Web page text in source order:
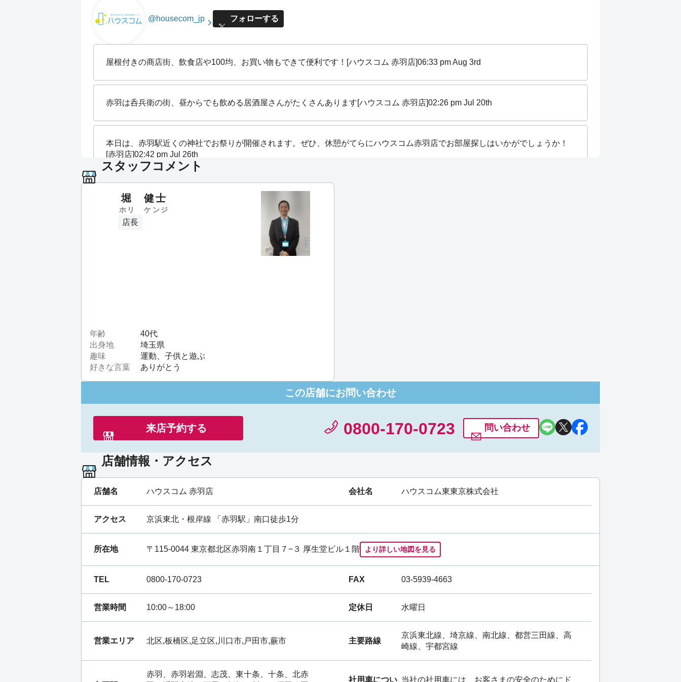
・JR東北本線
行けちゃいますよ。休日のお出かけにぴったりで
ただ朝夕のラッシュ時は、すごく混雑します。と
くに埼京線が混むので、少し早めに家をでないと
いけなくて、ちょっと不便だったりします。
め、自炊をあまりしない人でも生活がしやすいで
東口には、サラリーマンに人気の飲み屋街「一番
街」があります。リーズナブルな価格で飲食でき
ると、サラリーマンだけでなく女性にも人気のス
ポットです。
女性の一人暮らしで不安な方や、小さな子供が心
配な方は、相談して下さい。
治安が良く安心できる地域を提案致します、希望
にピッタリなお部屋も紹介致します。
ワンルーム 7.18万円
1K 8.33万円
2LDK 15.78万円
川口駅
1K 6.90万円
1DK 8.41万円
2DK 8.44万円
@housecom_jp フォローする
屋根付きの商店街、飲食店や100均、お買い物もできて便利です！[ハウスコム 赤羽店]06:33 pm Aug 3rd
赤羽は呑兵衛の街、昼からでも飲める居酒屋さんがたくさんあります[ハウスコム 赤羽店]02:26 pm Jul 20th
本日は、赤羽駅近くの神社でお祭りが開催されます。ぜひ、休憩がてらにハウスコム赤羽店でお部屋探しはいかがでしょうか！
[赤羽店]02:42 pm Jul 26th
今日も快晴ですね、赤羽駅南改札を出てすぐにハウスコム赤羽店がありますので、お部屋探しにぜひお越し下さい。 [赤羽
10:36 am Jul 21st
赤羽は飲み屋街が有名で毎日賑わっています、ハウスコム赤羽店でお部屋を決められた後に１杯はどうですか！？ [赤羽店]
スタッフコメント
堀 健士
ホリ ケンジ
店長
年齢
40代
出身地
埼玉県
趣味
運動、子供と遊ぶ
好きな言葉
ありがとう
この店舗にお問い合わせ
来店予約する 0800-170-0723 問い合わせ
店舗情報・アクセス
店舗名 ハウスコム 赤羽店 会社名 ハウスコム東東京株式会社
アクセス 京浜東北・根岸線 「 赤羽駅 」南口徒歩1分
所在地 〒115-0044 東京都北区赤羽南１丁目７−３ 厚生堂ビル１階 より詳しい地図を見る
TEL 0800-170-0723 FAX 03-5939-4663
営業時間 10:00～18:00 定休日 水曜日
営業エリア 北区,板橋区,足立区,川口市,戸田市,蕨市 主要路線
京浜東北線、埼京線、南北線、都営三田線、高
崎線、宇都宮線
赤羽、赤羽岩淵、志茂、東十条、十条、北赤
社用車につい 当社の社用車には、お客さまの安全のためにド